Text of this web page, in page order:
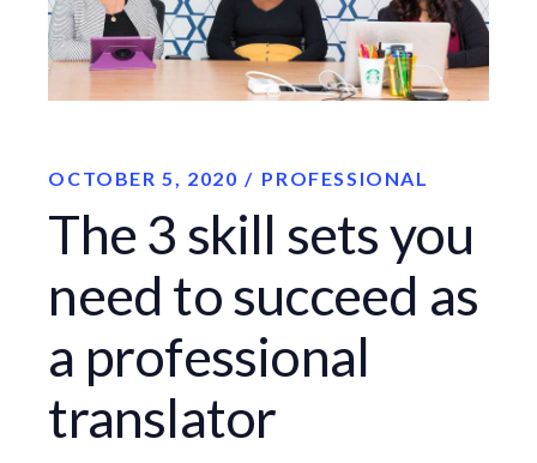
OCTOBER 5, 2020 PROFESSIONAL
The 3 skill sets you
need to succeed as
a professional
translator